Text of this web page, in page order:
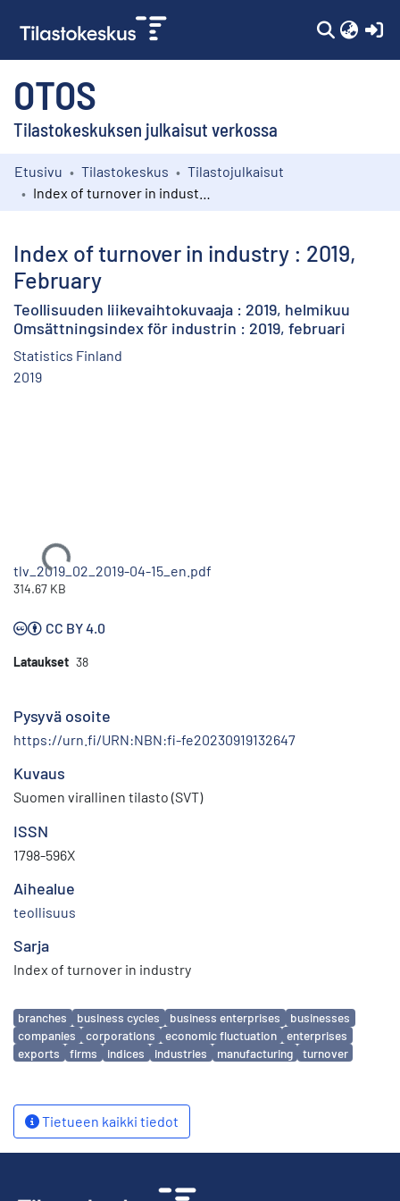
OTOS
Tilastokeskuksen julkaisut verkossa
Kokoelmat
Etusivu Tilastokeskus
Tilastojulkaisut
Index of turnover in industry : 2019,
February
Teollisuuden liikevaihtokuvaaja : 2019, helmikuu
Omsättningsindex för industrin : 2019, februari
Statistics Finland
2019
Ladataan...
tlv_2019_02_2019-04-15_en.pdf
314.67 KB
CC BY 4.0
Lataukset 38
Pysyvä osoite
https://urn.fi/URN:NBN:fi-fe20230919132647
Kuvaus
Suomen virallinen tilasto (SVT)
ISSN
1798-596X
Aihealue
teollisuus
Sarja
Index of turnover in industry
Avainsanat
branches business cycles business enterprises
businesses
companies
corporations economic fluctuation
enterprises
exports
firms indices industries manufacturing turnover
Tietueen kaikki tiedot